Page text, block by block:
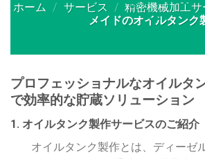
ホーム / サービス / 精密機械加工サ
メイドのオイルタンク
プロフェッショナルなオイルタ
で効率的な貯蔵ソリューション
1. オイルタンク製作サービスのご紹介
オイルタンク製作とは、ディーゼ